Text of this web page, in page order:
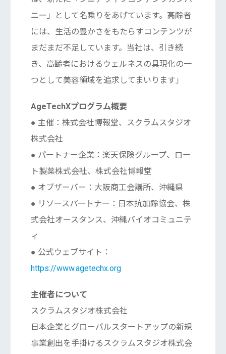
ニー」として名乗りをあげています。高齢者
には、生活の豊かさをもたらすコンテンツが
まだまだ不足しています。当社は、引き続
き、高齢者におけるウェルネスの具現化の一
つとして美容領域を追求してまいります」
AgeTechXプログラム概要
● 主催：株式会社博報堂、スクラムスタジオ
株式会社
● パートナー企業：楽天保険グループ、ロー
ト製薬株式会社、株式会社博報堂
● オブザーバー：大阪商工会議所、沖縄県
● リソースパートナー：日本抗加齢協会、株
式会社オースタンス、沖縄バイオコミュニテ
ィ
● 公式ウェブサイト：
https://www.agetechx.org
主催者について
スクラムスタジオ株式会社
日本企業とグローバルスタートアップの新規
事業創出を手掛けるスクラムスタジオ株式会